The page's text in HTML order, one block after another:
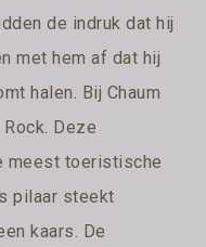
de indruk dat hij
met hem af dat hij
halen. Bij Chaum
Deze
meest toeristische
pilaar steekt
kaars. De